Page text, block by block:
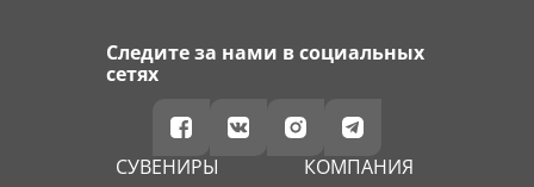
Следите за нами в социальных
сетях
СУВЕНИРЫ КОМПАНИЯ